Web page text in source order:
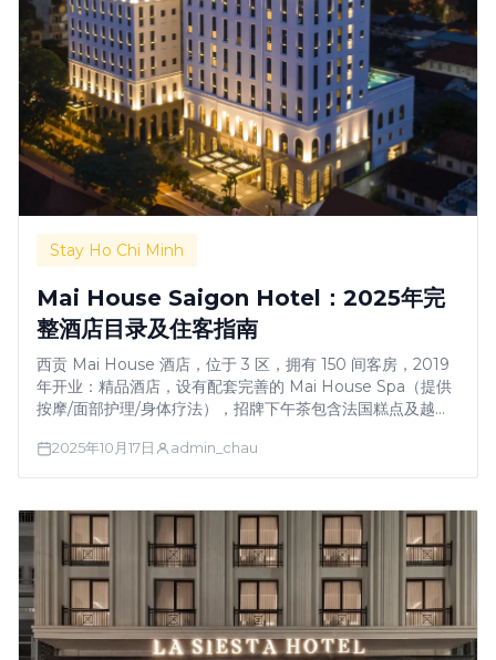
Stay Ho Chi Minh
Mai House Saigon Hotel：2025年完
整酒店目录及住客指南
西贡 Mai House 酒店，位于 3 区，拥有 150 间客房，2019
年开业：精品酒店，设有配套完善的 Mai House Spa（提供
按摩/面部护理/身体疗法），招牌下午茶包含法国糕点及越南
4.5/5。设有屋顶泳池及酒吧，法式融合早餐极佳，大理石浴室
空间宽敞。房价每晚 100 美元起。
2025年10月17日 admin_chau